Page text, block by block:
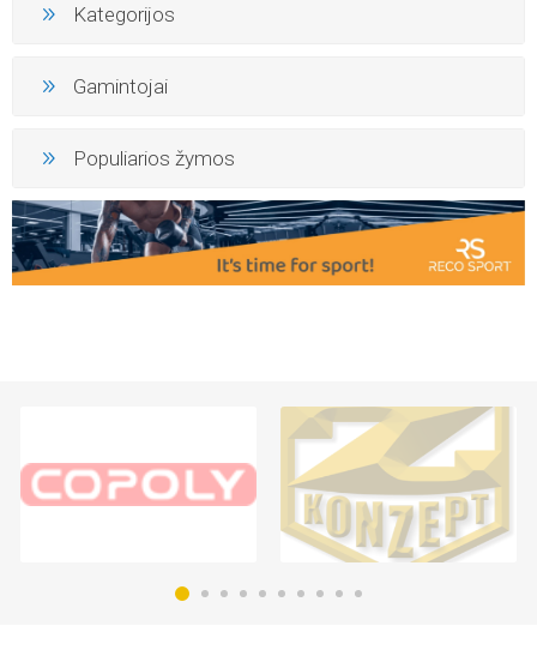
Kategorijos
Gamintojai
Populiarios žymos